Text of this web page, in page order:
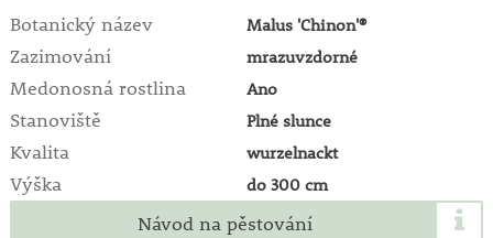
Botanický název Malus 'Chinon'®
Zazimování mrazuvzdorné
Medonosná rostlina Ano
Stanoviště Plné slunce
Kvalita wurzelnackt
Výška do 300 cm
Návod na pěstování